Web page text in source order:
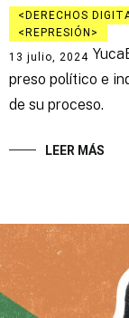
DERECHOS
REPRESIÓN
13 julio, 2024
preso político e
de su proceso.
LEER MÁS